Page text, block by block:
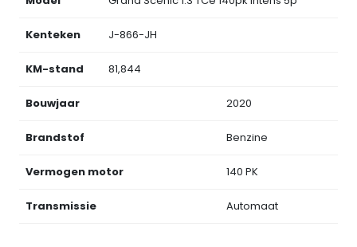
Kenteken J-866-JH
KM-stand 81,844
Bouwjaar 2020
Brandstof Benzine
Vermogen motor 140 PK
Transmissie Automaat